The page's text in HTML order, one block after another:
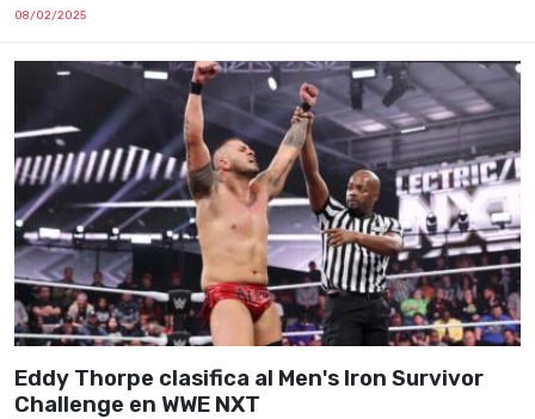
08/02/2025
Eddy Thorpe clasifica al Men's Iron Survivor
Challenge en WWE NXT